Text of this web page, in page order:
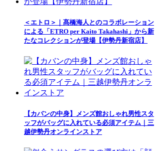
＜エトロ＞｜髙橋海人とのコラボレーション
による「ETRO per Kaito Takahashi」から新
たなコレクションが登場【伊勢丹新宿店】
【カバンの中身】メンズ館おしゃれ男性スタ
ッフがバッグに入れている必須アイテム｜三
越伊勢丹オンラインストア